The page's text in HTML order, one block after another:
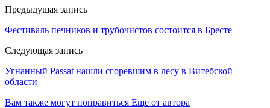
Предыдущая запись
Фестиваль печников и трубочистов состоится в Бресте
Следующая запись
Угнанный Passat нашли сгоревшим в лесу в Витебской
области
Вам также могут понравиться Еще от автора